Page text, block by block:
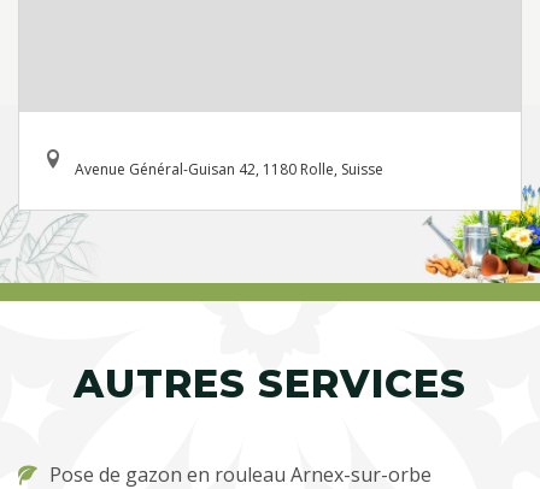
Avenue Général-Guisan 42, 1180 Rolle, Suisse
AUTRES SERVICES
Pose de gazon en rouleau Arnex-sur-orbe